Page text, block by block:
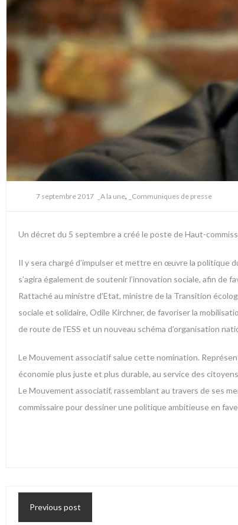
7 septembre 2017 _A la une, _Communiques de presse
Un décret du 5 septembre a créé le poste de Haut-
Il y sera chargé d’impulser et mettre en œuvre la politique
s’agira également de soutenir l’innovation sociale, afin
Rattaché au ministre d’Etat, ministre de la Transition
sociale et solidaire, Odile Kirchner, de favoriser la
de route de l’ESS et un nouveau schéma d’organisation
Le Mouvement associatif salue cette nomination.
économie plus juste et plus durable, au service des
Le Mouvement associatif, rassemblant au travers de ses
commissaire pour dessiner une politique ambitieuse en
Previous post